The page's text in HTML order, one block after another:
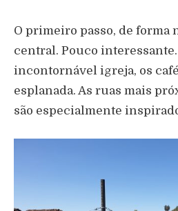
O primeiro passo, de forma
central. Pouco interessante.
incontornável igreja, os
esplanada. As ruas mais
são especialmente